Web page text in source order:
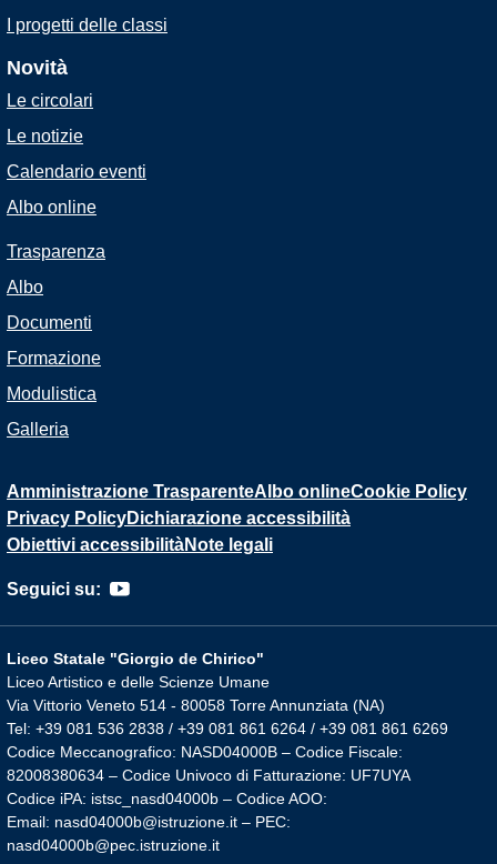
I progetti delle classi
Novità
Le circolari
Le notizie
Calendario eventi
Albo online
Trasparenza
Albo
Documenti
Formazione
Modulistica
Galleria
Amministrazione TrasparenteAlbo onlineCookie Policy
Privacy PolicyDichiarazione accessibilità
Obiettivi accessibilitàNote legali
Seguici su:
Liceo Statale "Giorgio de Chirico"
Liceo Artistico e delle Scienze Umane
Via Vittorio Veneto 514 - 80058 Torre Annunziata (NA)
Tel: +39 081 536 2838 / +39 081 861 6264 / +39 081 861 6269
Codice Meccanografico: NASD04000B – Codice Fiscale:
82008380634 – Codice Univoco di Fatturazione: UF7UYA
Codice iPA: istsc_nasd04000b – Codice AOO:
Email: nasd04000b@istruzione.it – PEC:
nasd04000b@pec.istruzione.it